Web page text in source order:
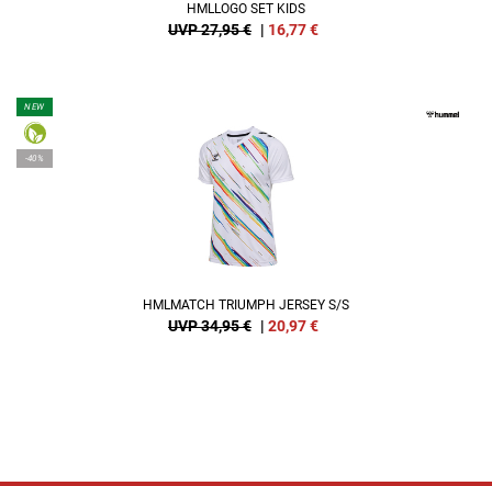
HMLLOGO SET KIDS
UVP 27,95 € | 16,77€
NEW
-40%
HMLMATCH TRIUMPH JERSEY S/S
UVP 34,95 € | 20,97€